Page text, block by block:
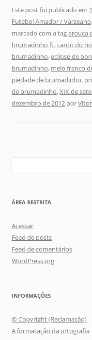
Este post foi publicado em
Futebol Amador / Varzeano,
marcado com a tagarouca
brumadinho fc,canto do
brumadinho,eclipse de
brumadinho, melo franco
piedade de brumadinho,
de brumadinho,XIX de
dezembro de 2012 por
por:
ÁREA RESTRITA
Acessar
Feed de posts
Feed de comentários
WordPress.org
INFORMAÇÕES
© Copyright (Reclamação)
A formatação da ortografia